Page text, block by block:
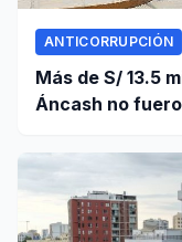
ANTICORRUPCIÓN
Más de S/ 13.5
Áncash no